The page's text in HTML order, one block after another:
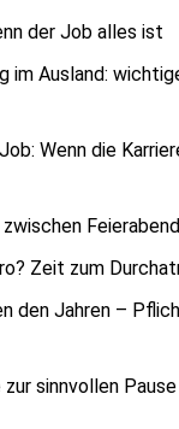
der Job alles ist
im Ausland:
Wenn die
Zeit zum
den Jahren –
sinnvollen